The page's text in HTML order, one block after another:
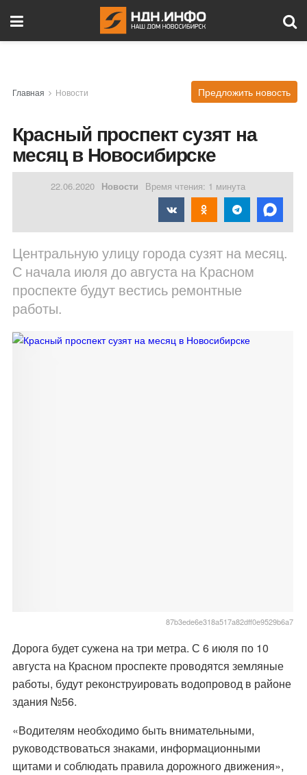
Главная Новости Предложить новость
Красный проспект сузят на
месяц в Новосибирске
22.06.2020 Новости Время чтения: 1 минута
Центральную улицу города сузят на месяц.
С начала июля до августа на Красном
проспекте будут вестись ремонтные
работы.
87b3ede6e318a517a82dff0e9529b6a7
Дорога будет сужена на три метра. С 6 июля по 10
августа на Красном проспекте проводятся земляные
работы, будут реконструировать водопровод в районе
здания №56.
«Водителям необходимо быть внимательными,
руководствоваться знаками, информационными
щитами и соблюдать правила дорожного движения»,